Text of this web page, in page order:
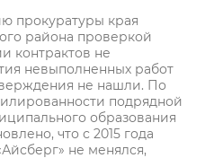
прокуратуры края
района проверкой
контрактов не
невыполненных работ
не нашли. По
подрядной
образования
что с 2015 года
не менялся,